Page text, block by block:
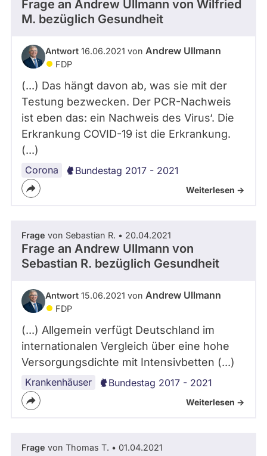
Frage an Andrew Ullmann von Wilfried
M. bezüglich Gesundheit
Antwort 16.06.2021 von Andrew Ullmann
FDP
(...) Das hängt davon ab, was sie mit der
Testung bezwecken. Der PCR-Nachweis
ist eben das: ein Nachweis des Virus‘. Die
Erkrankung COVID-19 ist die Erkrankung.
(...)
Corona Bundestag 2017 - 2021
Weiterlesen ->
Frage von Sebastian R. • 20.04.2021
Frage an Andrew Ullmann von
Sebastian R. bezüglich Gesundheit
Antwort 15.06.2021 von Andrew Ullmann
FDP
(...) Allgemein verfügt Deutschland im
internationalen Vergleich über eine hohe
Versorgungsdichte mit Intensivbetten (...)
Krankenhäuser Bundestag 2017 - 2021
Weiterlesen ->
Frage von Thomas T. • 01.04.2021